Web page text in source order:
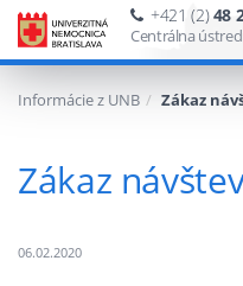
+421 (2)48
Centrálna
Informácie z UNB Zákaz
Zákaz
06.02.2020